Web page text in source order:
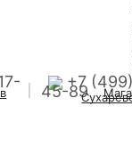
+7
45-89